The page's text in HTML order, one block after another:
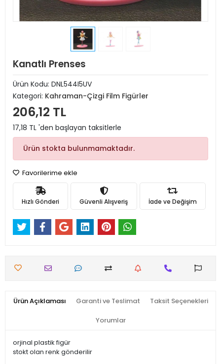
Kanatlı Prenses
Ürün Kodu: DNL544I5UV
Kategori: Kahraman-Çizgi Film Figürler
206,12 TL
17,18 TL 'den başlayan taksitlerle
Ürün stokta bulunmamaktadır.
Favorilerime ekle
Hızlı Gönderi Güvenli Alışveriş İade ve Değişim
Ürün Açıklaması Garanti ve Teslimat Taksit Seçenekleri
Yorumlar
orjinal plastik figür
stokt olan renk gönderilir